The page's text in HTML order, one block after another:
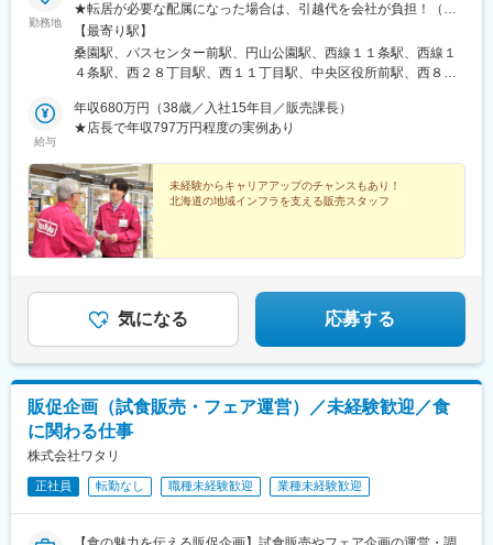
勤務地
★転居が必要な配属になった場合は、引越代を会社が負担！（入
社時の引越でも適用可）北海道内にある各店舗での勤務（札幌・
函館・旭川・帯広・釧路 など）★道内転勤のみ（出向の場合は道
外転勤の可能性あり）★今年度入社の方の半分以上は初回転居の
年に1回程度が平均です。☆部門責任者として働く先輩の声☆「地
元である北海道に腰を据えて働ける、というのも私の転職理由の
には「転勤があっても北海道内」という点、さらに言えば、地元
の北海道に貢献できる仕事がしたいという思いもありました。現
状、そのどちらも実現できているので、イオン北海道に入社して
よかったと思っています」――――☆店舗一覧は公式HP「お店を
探す」をご確認ください。https://www.aeon-
【最寄り駅】
桑園駅、バスセンター前駅、円山公園駅、西線１１条駅、西線１
４条駅、西２８丁目駅、西１１丁目駅、中央区役所前駅、西８丁
駅、新琴似駅、新川駅(北海道)、北２４条駅、北３４条駅、北１８
条駅、北１２条駅、栄町駅(北海道)、新道東駅、環状通東駅、元町
線)、南郷７丁目駅、南郷１３丁目駅、南平岸駅、福住駅、中の島
駅、美園駅、月寒中央駅、学園前駅(北海道)、豊平公園駅、澄川
駅、南郷１８丁目駅、上野幌駅、大谷地駅、新札幌駅、新さっぽ
ろ駅、森林公園駅(北海道)、発寒駅、琴似駅(札幌市営)、琴似駅(函
館本線)、発寒南駅、二十四軒駅、稲穂駅、手稲駅、真駒内駅、滝
苫小牧駅、伊達紋別駅、鷲別駅、東室蘭駅、鵡川駅、峰延駅、篠
路駅、深川駅、赤平駅、芦別駅、小樽駅、高砂駅(北海道)、栗山
駅、小沢駅(北海道)、北広島駅、恵み野駅、倶知安駅、沼ノ端駅、
青葉駅、糸井駅、錦岡駅、岩見沢駅、名寄高校駅、永山駅、近文
駅、旭川駅、大和田駅(北海道)、士別駅、旭川四条駅、西御料駅、
駅、帯広駅、利別駅、柏林台駅、芽室駅、釧路駅、武佐駅(北海
道)、七重浜駅、湯の川駅、八雲駅、桔梗駅、深堀町駅、昭和橋
駅、函館駅前駅、函館どつく前駅、苗穂駅、西線１６条駅、西１
校前駅、山鼻９条駅、西線６条駅、北１３条東駅、幌平橋駅、宮
給与
年収680万円（38歳／入社15年目／販売課長）
★店長で年収797万円程度の実例あり
未経験からキャリアアップのチャンスもあり！
北海道の地域インフラを支える販売スタッフ
気になる 応募する
販促企画（試食販売・フェア運営）／未経験歓迎／食
に関わる仕事
株式会社ワタリ
正社員 転勤なし 職種未経験歓迎 業種未経験歓迎